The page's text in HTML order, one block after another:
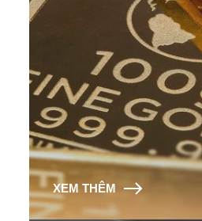
XEM THÊM